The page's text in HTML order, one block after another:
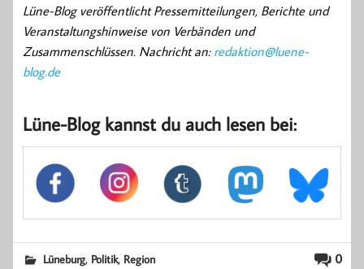
Lüne-Blog veröffentlicht Pressemitteilungen, Berichte und
Veranstaltungshinweise von Verbänden und
Zusammenschlüssen. Nachricht an: redaktion@luene-
blog.de
Lüne-Blog kannst du auch lesen bei:
0
Lüneburg, Politik, Region